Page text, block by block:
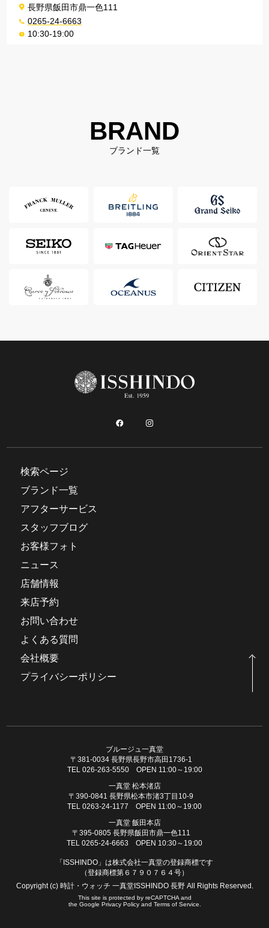
長野県飯田市鼎一色111
0265-24-6663
10:30-19:00
BRAND
ブランド一覧
検索ページ
ブランド一覧
アフターサービス
スタッフブログ
お客様フォト
ニュース
店舗情報
来店予約
お問い合わせ
よくある質問
会社概要
プライバシーポリシー
ブルージュ一真堂
〒381-0034 長野県長野市高田1736-1
TEL 026-263-5550 OPEN 11:00～19:00
一真堂 松本渚店
〒390-0841 長野県松本市渚3丁目10-9
TEL 0263-24-1177 OPEN 11:00～19:00
一真堂 飯田本店
〒395-0805 長野県飯田市鼎一色111
TEL 0265-24-6663 OPEN 10:30～19:00
「ISSHINDO」は株式会社一真堂の登録商標です
（登録商標第６７９０７６４号）
Copyright (c) 時計・ウォッチ 一真堂ISSHINDO 長野 All Rights Reserved.
This site is protected by reCAPTCHA and
the Google Privacy Policyand Terms of Service